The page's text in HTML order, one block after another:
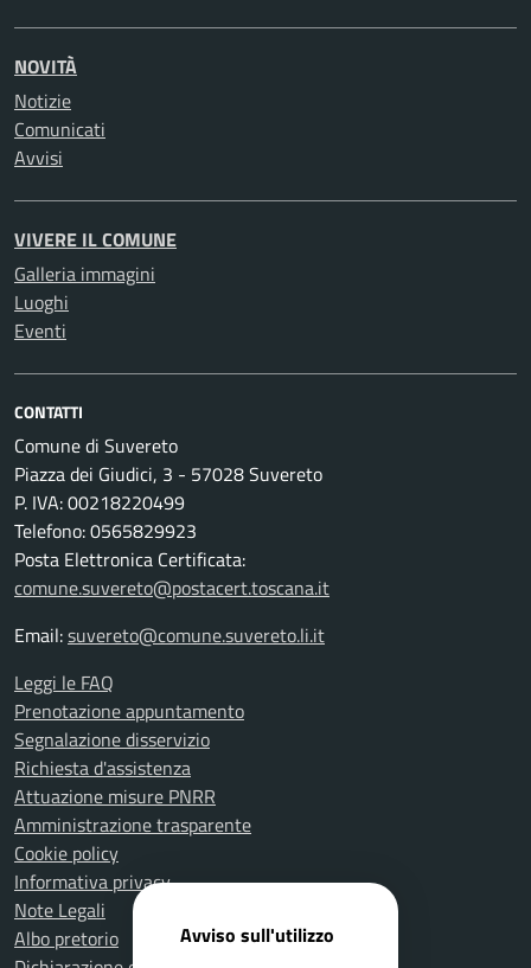
NOVITÀ
Notizie
Comunicati
Avvisi
VIVERE IL COMUNE
Galleria immagini
Luoghi
Eventi
CONTATTI
Comune di Suvereto
Piazza dei Giudici, 3 - 57028 Suvereto
P. IVA: 00218220499
Telefono: 0565829923
Posta Elettronica Certificata:
comune.suvereto@postacert.toscana.it
Email:suvereto@comune.suvereto.li.it
Leggi le FAQ
Prenotazione appuntamento
Segnalazione disservizio
Richiesta d'assistenza
Attuazione misure PNRR
Amministrazione trasparente
Cookie policy
Informativa privacy
Note Legali
Albo pretorio
Avviso sull'utilizzo